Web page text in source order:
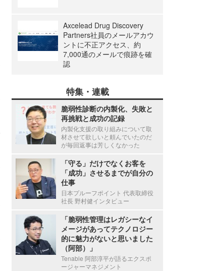
Axcelead Drug Discovery
Partners社員のメールアカウ
ントに不正アクセス、約
7,000通のメールで痕跡を確
認
特集・連載
脆弱性診断の内製化、失敗と
再挑戦と成功の記録
内製化支援の取り組みについて取
材させて欲しいと頼んでいたのだ
が毎回返事は芳しくなかった
「守る」だけでなくお客を
「成功」させるまでが自分の
仕事
日本プルーフポイント 代表取締役
社長 野村健インタビュー
「脆弱性管理はレガシーなイ
メージがあってテクノロジー
的に魅力がないと思いました
（阿部）」
Tenable 阿部淳平が語るエクスポ
ージャーマネジメント